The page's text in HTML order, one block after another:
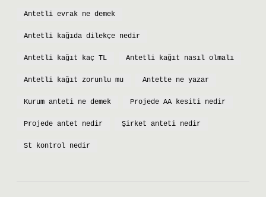
Antetli evrak ne demek
Antetli kağıda dilekçe nedir
Antetli kağıt kaç TL Antetli kağıt nasıl olmalı
Antetli kağıt zorunlu mu Antette ne yazar
Kurum anteti ne demek Projede AA kesiti nedir
Projede antet nedir Şirket anteti nedir
St kontrol nedir